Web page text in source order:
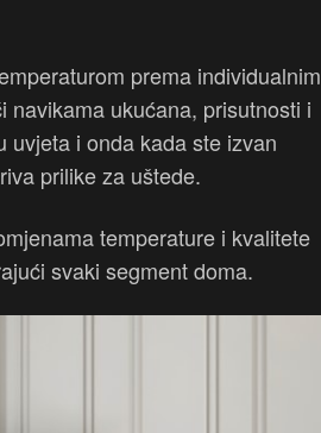
prema individualnim
navikama ukućana, prisutnosti i
uvjeta i onda kada ste izvan
prilike za uštede.
temperature i kvalitete
svaki segment doma.